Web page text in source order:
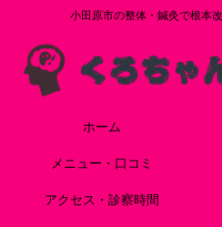
小田原市の整体・鍼灸で根本
ホーム
メニュー・口コミ
アクセス・診察時間